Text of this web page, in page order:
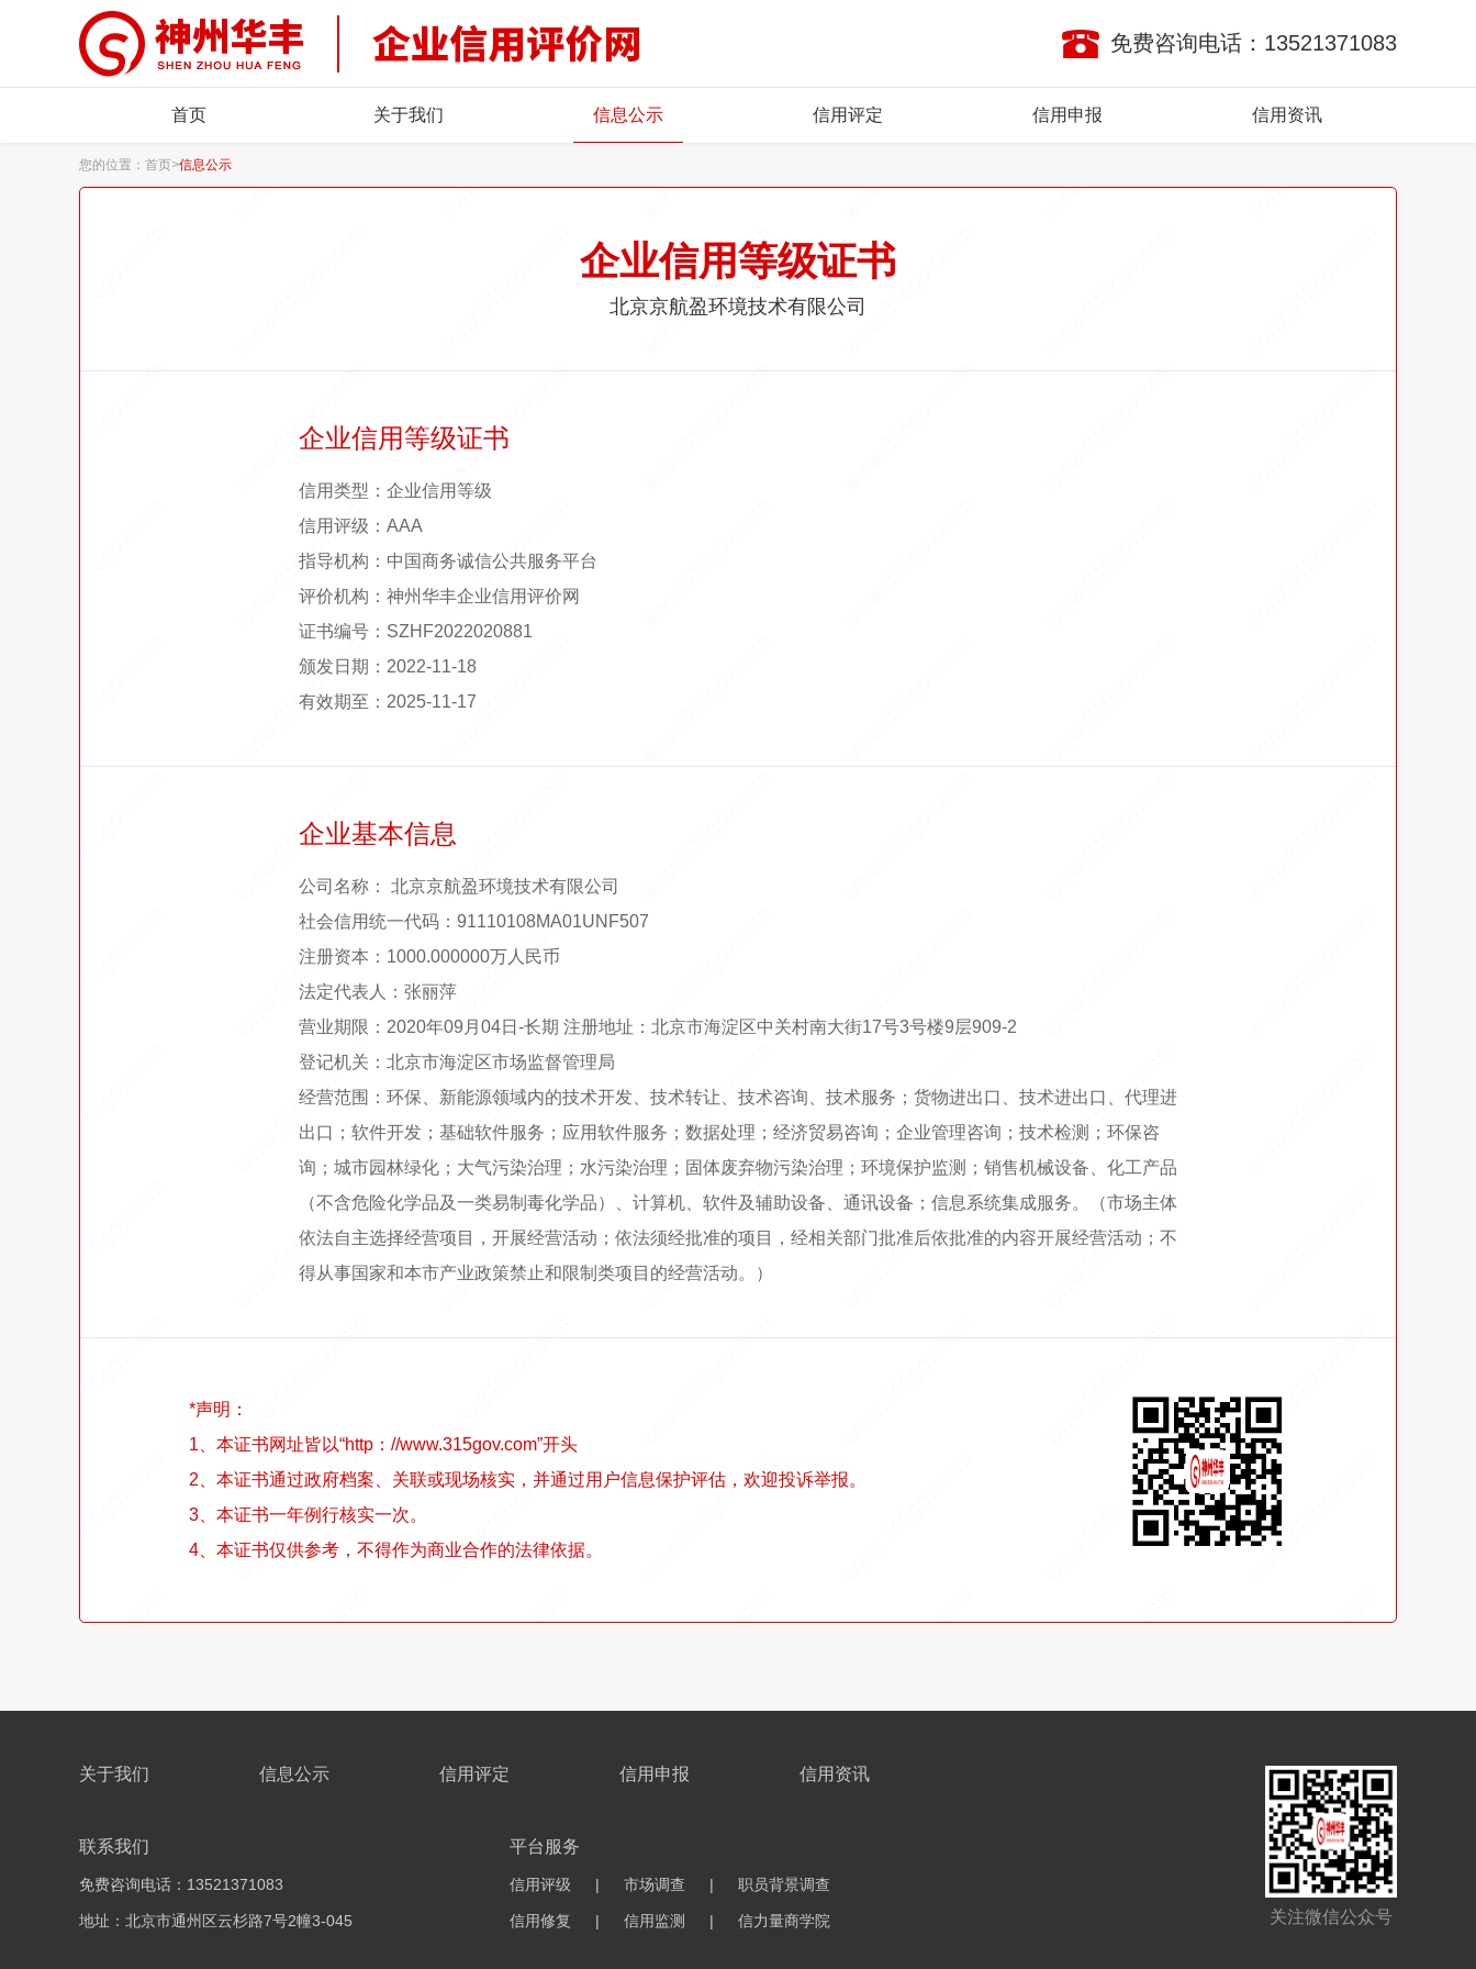
免费咨询电话：13521371083
首页 关于我们 信息公示 信用评定 信用申报 信用资讯
您的位置： 首页>信息公示
企业信用等级证书
北京京航盈环境技术有限公司
企业信用等级证书
信用类型：企业信用等级
信用评级：AAA
指导机构：中国商务诚信公共服务平台
评价机构：神州华丰企业信用评价网
证书编号：SZHF2022020881
颁发日期：2022-11-18
有效期至：2025-11-17
企业基本信息
公司名称： 北京京航盈环境技术有限公司
社会信用统一代码：91110108MA01UNF507
注册资本：1000.000000万人民币
法定代表人：张丽萍
营业期限：2020年09月04日-长期 注册地址：北京市海淀区中关村南大街17号3号楼9层909-2
登记机关：北京市海淀区市场监督管理局
经营范围：环保、新能源领域内的技术开发、技术转让、技术咨询、技术服务；货物进出口、技术进出口、代理进
出口；软件开发；基础软件服务；应用软件服务；数据处理；经济贸易咨询；企业管理咨询；技术检测；环保咨
询；城市园林绿化；大气污染治理；水污染治理；固体废弃物污染治理；环境保护监测；销售机械设备、化工产品
（不含危险化学品及一类易制毒化学品）、计算机、软件及辅助设备、通讯设备；信息系统集成服务。（市场主体
依法自主选择经营项目，开展经营活动；依法须经批准的项目，经相关部门批准后依批准的内容开展经营活动；不
得从事国家和本市产业政策禁止和限制类项目的经营活动。）
*声明：
1、本证书网址皆以“http：//www.315gov.com”开头
2、本证书通过政府档案、关联或现场核实，并通过用户信息保护评估，欢迎投诉举报。
3、本证书一年例行核实一次。
4、本证书仅供参考，不得作为商业合作的法律依据。
关于我们 信息公示 信用评定 信用申报 信用资讯
联系我们
免费咨询电话：13521371083
地址：北京市通州区云杉路7号2幢3-045
平台服务
信用评级 | 市场调查 | 职员背景调查
信用修复 | 信用监测 | 信力量商学院 关注微信公众号